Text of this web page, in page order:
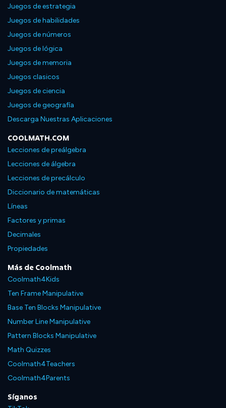
Juegos de estrategia
Juegos de habilidades
Juegos de números
Juegos de lógica
Juegos de memoria
Juegos clasicos
Juegos de ciencia
Juegos de geografía
Descarga Nuestras Aplicaciones
COOLMATH.COM
Lecciones de preálgebra
Lecciones de álgebra
Lecciones de precálculo
Diccionario de matemáticas
Líneas
Factores y primas
Decimales
Propiedades
Más de Coolmath
Coolmath4Kids
Ten Frame Manipulative
Base Ten Blocks Manipulative
Number Line Manipulative
Pattern Blocks Manipulative
Math Quizzes
Coolmath4Teachers
Coolmath4Parents
Síganos